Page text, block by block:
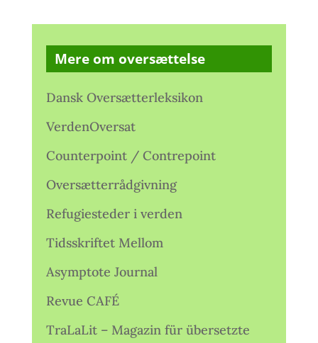
Mere om oversættelse
Dansk Oversætterleksikon
VerdenOversat
Counterpoint / Contrepoint
Oversætterrådgivning
Refugiesteder i verden
Tidsskriftet Mellom
Asymptote Journal
Revue CAFÉ
TraLaLit – Magazin für übersetzte